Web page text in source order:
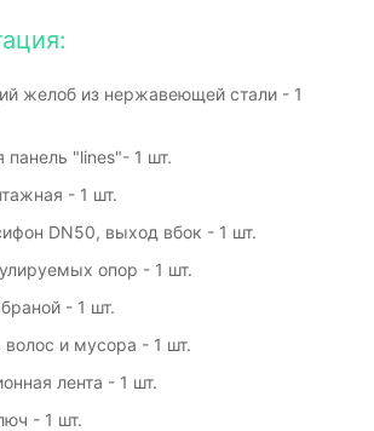
желоб из нержавеющей стали - 1
панель "lines"- 1 шт.
- 1 шт.
DN50, выход вбок - 1 шт.
опор - 1 шт.
- 1 шт.
волос и мусора - 1 шт.
лента - 1 шт.
- 1 шт.